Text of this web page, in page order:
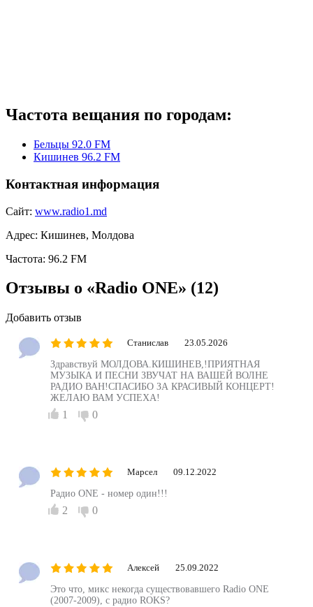
Частота вещания по городам:
Бельцы 92.0 FM
Кишинев 96.2 FM
Контактная информация
Сайт: www.radio1.md
Адрес: Кишинев, Молдова
Частота: 96.2 FM
Отзывы о «Radio ONE» (12)
Добавить отзыв
Станислав 23.05.2026
Здравствуй МОЛДОВА.КИШИНЕВ,!ПРИЯТНАЯ
МУЗЫКА И ПЕСНИ ЗВУЧАТ НА ВАШЕЙ ВОЛНЕ
РАДИО ВАН!СПАСИБО ЗА КРАСИВЫЙ КОНЦЕРТ!
ЖЕЛАЮ ВАМ УСПЕХА!
1 0
Марсел 09.12.2022
Радио ONE - номер один!!!
2 0
Алексей 25.09.2022
Это что, микс некогда существовавшего Radio ONE
(2007-2009), с радио ROKS?